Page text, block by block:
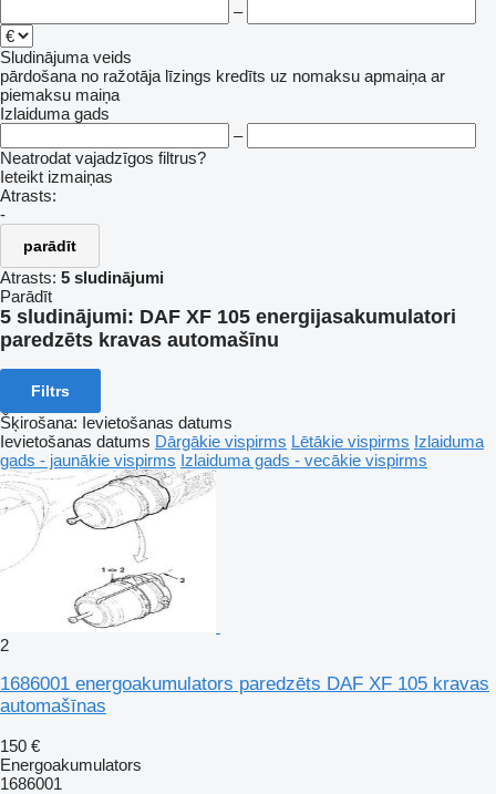
–
Sludinājuma veids
pārdošana no ražotāja līzings kredīts uz nomaksu apmaiņa ar
piemaksu maiņa
Izlaiduma gads
–
Neatrodat vajadzīgos filtrus?
Ieteikt izmaiņas
Atrasts:
-
parādīt
Atrasts: 5 sludinājumi
Parādīt
5 sludinājumi: DAF XF 105 energijasakumulatori
paredzēts kravas automašīnu
Filtrs
Šķirošana: Ievietošanas datums
Ievietošanas datums Dārgākie vispirms Lētākie vispirms Izlaiduma
gads - jaunākie vispirms Izlaiduma gads - vecākie vispirms
2
1686001 energoakumulators paredzēts DAF XF 105 kravas
automašīnas
150 €
Energoakumulators
1686001